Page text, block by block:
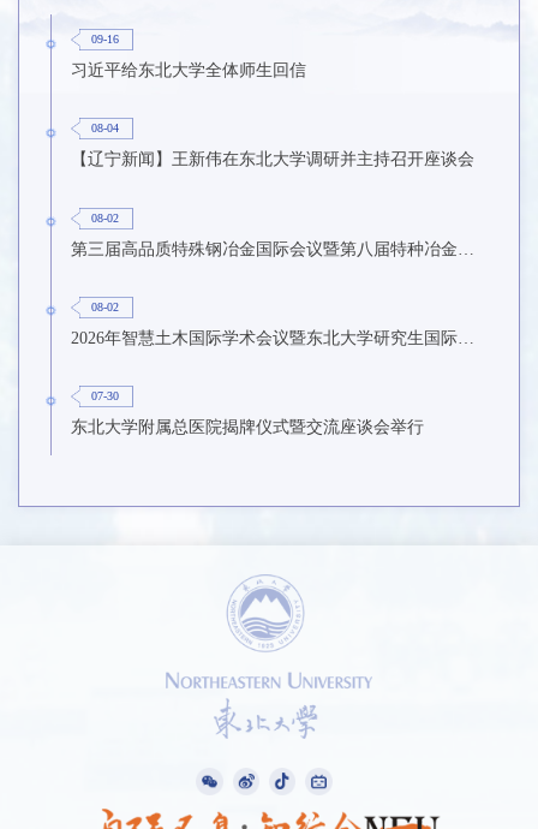
09-16
习近平给东北大学全体师生回信
08-04
【辽宁新闻】王新伟在东北大学调研并主持召开座谈会
08-02
08-02
2026年智慧土木国际学术会议暨东北大学研究生国际暑期学校第九期在东北大学召开
07-30
东北大学附属总医院揭牌仪式暨交流座谈会举行